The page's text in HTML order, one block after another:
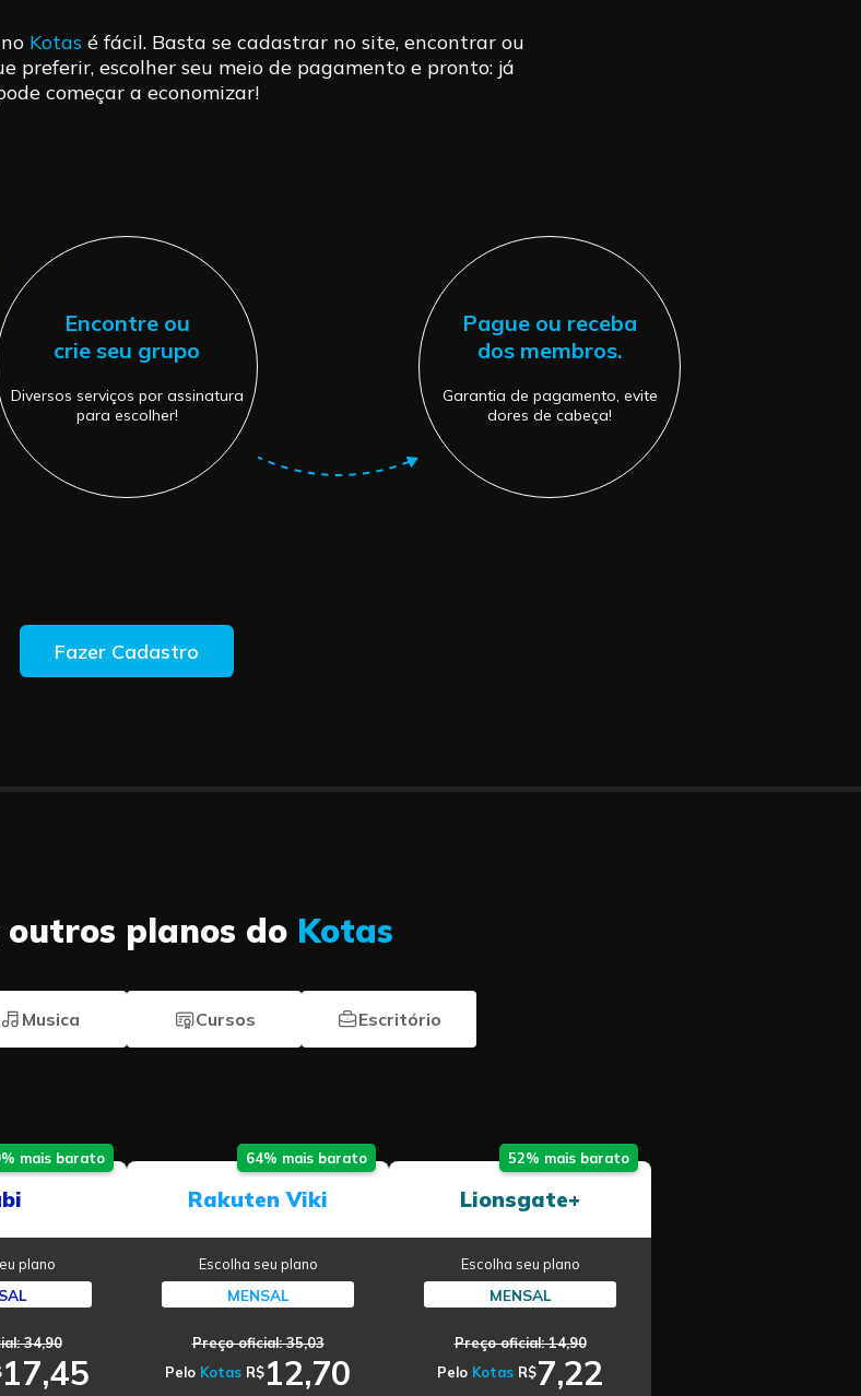
Kotas é fácil. Basta se cadastrar no site, encontrar ou
preferir, escolher seu meio de pagamento e pronto: já
começar a economizar!
Encontre ou
crie seu grupo
Diversos serviços por assinatura
para escolher!
Pague ou receba
dos membros.
Garantia de pagamento, evite
dores de cabeça!
Fazer Cadastro
outros planos do Kotas
Musica Cursos Escritório
mais barato
plano
34,90
17,45
64% mais barato
Rakuten Viki
Escolha seu plano
MENSAL
Preço oficial: 35,03
Pelo Kotas R$12,70
52% mais barato
Lionsgate+
Escolha seu plano
MENSAL
Preço oficial: 14,90
Pelo Kotas R$7,22